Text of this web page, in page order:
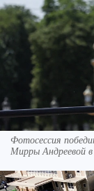
Фотосессия
Мирры Андреевой